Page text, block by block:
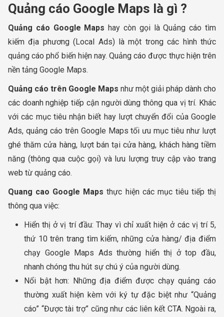
Quảng cáo Google Maps là gì ?
Quảng cáo Google Maps hay còn gọi là Quảng cáo tìm
kiếm địa phương (Local Ads) là một trong các hình thức
quảng cáo phổ biến hiện nay. Quảng cáo được thực hiện trên
nền tảng Google Maps.
Quảng cáo trên Google Maps như một giải pháp dành cho
các doanh nghiệp tiếp cận người dùng thông qua vị trí. Khác
với các mục tiêu nhận biết hay lượt chuyển đổi của Google
Ads, quảng cáo trên Google Maps tối ưu mục tiêu như lượt
ghé thăm cửa hàng, lượt bán tại cửa hàng, khách hàng tiềm
năng (thông qua cuộc gọi) và lưu lượng truy cập vào trang
web từ quảng cáo.
Quang cao Google Maps thực hiện các mục tiêu tiếp thị
thông qua việc:
Hiển thị ở vị trí đầu: Thay vì chỉ xuất hiện ở các vị trí 5,
thứ 10 trên trang tìm kiếm, những cửa hàng/ địa điểm
chạy Google Maps Ads thường hiển thị ở top đầu,
nhanh chóng thu hút sự chú ý của người dùng.
Nổi bật hơn: Những địa điểm được chạy quảng cáo
thường xuất hiện kèm với ký tự đặc biệt như “Quảng
cáo” “Được tài trợ” cũng như các liên kết CTA. Ngoài ra,